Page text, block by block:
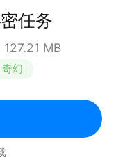
得成就；
线索；
任务
127.21 MB
奇幻